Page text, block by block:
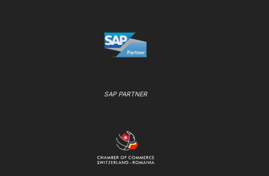
SAP PARTNER